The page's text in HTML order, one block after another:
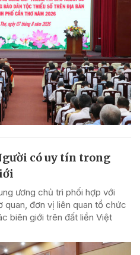
có uy tín trong
ương chủ trì phối hợp với
đơn vị liên quan tổ chức
biên giới trên đất liền Việt